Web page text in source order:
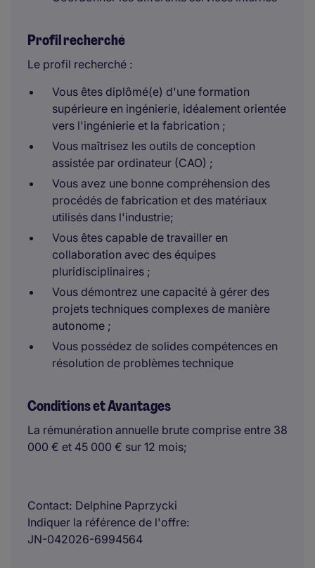
Profil recherché
Le profil recherché :
Vous êtes diplômé(e) d'une formation
supérieure en ingénierie, idéalement orientée
vers l'ingénierie et la fabrication ;
Vous maîtrisez les outils de conception
assistée par ordinateur (CAO) ;
Vous avez une bonne compréhension des
procédés de fabrication et des matériaux
utilisés dans l'industrie;
Vous êtes capable de travailler en
collaboration avec des équipes
pluridisciplinaires ;
Vous démontrez une capacité à gérer des
projets techniques complexes de manière
autonome ;
Vous possédez de solides compétences en
résolution de problèmes technique
Conditions et Avantages
La rémunération annuelle brute comprise entre 38
000 € et 45 000 € sur 12 mois;
Contact Delphine Paprzycki
Indiquer la référence de l'offre
JN-042026-6994564